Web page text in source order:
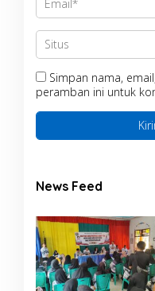
Simpan nama,
peramban ini untuk
News Feed